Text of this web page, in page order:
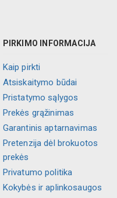
PIRKIMO INFORMACIJA
Kaip pirkti
Atsiskaitymo būdai
Pristatymo sąlygos
Prekės grąžinimas
Garantinis aptarnavimas
Pretenzija dėl brokuotos
prekės
Privatumo politika
Kokybės ir aplinkosaugos